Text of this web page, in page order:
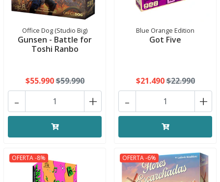
Office Dog (Studio Big)
Gunsen - Battle for
Toshi Ranbo
$55.990$59.990
+
-
Blue Orange Edition
Got Five
$21.490$22.990
+
-
OFERTA -8% OFERTA -6%